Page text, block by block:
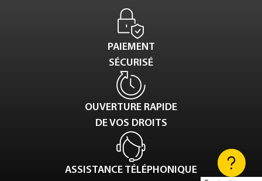
PAIEMENT
SÉCURISÉ
OUVERTURE RAPIDE
DE VOS DROITS
ASSISTANCE TÉLÉPHONIQUE